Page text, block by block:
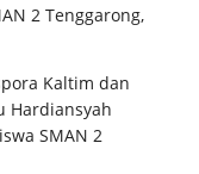
2 Tenggarong,
Kaltim dan
Hardiansyah
SMAN 2